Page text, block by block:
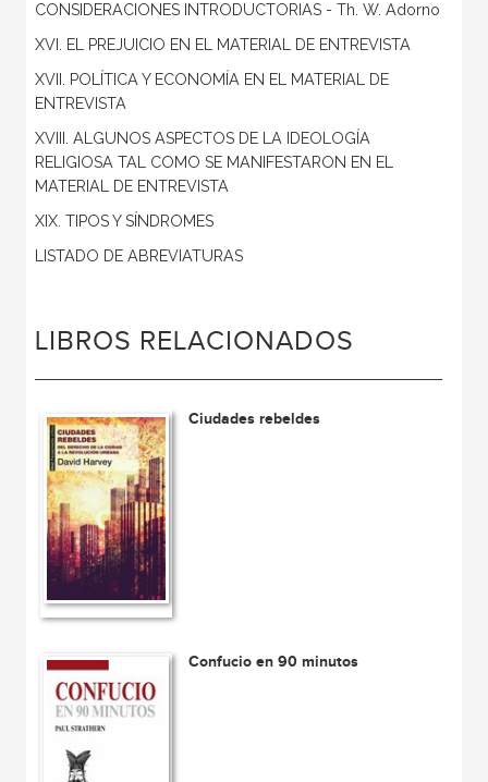
CONSIDERACIONES INTRODUCTORIAS - Th. W. Adorno
XVI. EL PREJUICIO EN EL MATERIAL DE ENTREVISTA
XVII. POLÍTICA Y ECONOMÍA EN EL MATERIAL DE
ENTREVISTA
XVIII. ALGUNOS ASPECTOS DE LA IDEOLOGÍA
RELIGIOSA TAL COMO SE MANIFESTARON EN EL
MATERIAL DE ENTREVISTA
XIX. TIPOS Y SÍNDROMES
LISTADO DE ABREVIATURAS
LIBROS RELACIONADOS
Ciudades rebeldes
Confucio en 90 minutos